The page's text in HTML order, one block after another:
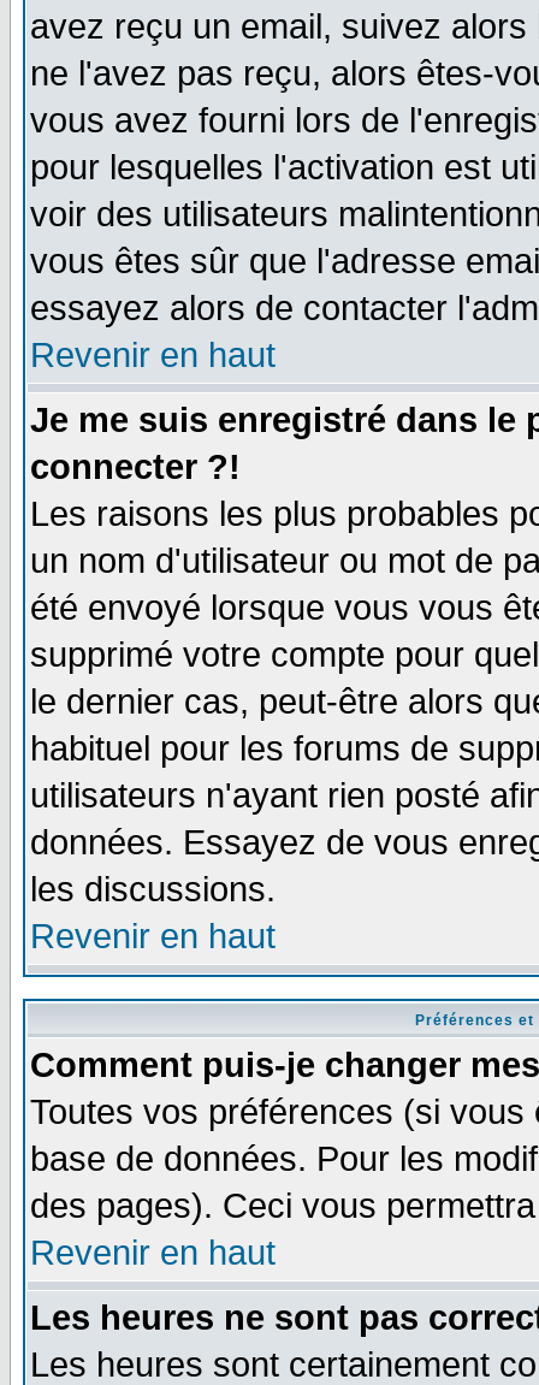
avez reçu un email, suivez
ne l'avez pas reçu, alors êtes-
vous avez fourni lors de
pour lesquelles l'activation est
voir des utilisateurs
vous êtes sûr que l'adresse
essayez alors de contacter
Revenir en haut
Je me suis enregistré dans le
connecter ?!
Les raisons les plus probables
un nom d'utilisateur ou mot de
été envoyé lorsque vous vous
supprimé votre compte pour
le dernier cas, peut-être alors
habituel pour les forums de
utilisateurs n'ayant rien posté
données. Essayez de vous
les discussions.
Revenir en haut
Préférences
Comment puis-je changer
Toutes vos préférences (si
base de données. Pour les
des pages). Ceci vous
Revenir en haut
Les heures ne sont pas
Les heures sont certainement